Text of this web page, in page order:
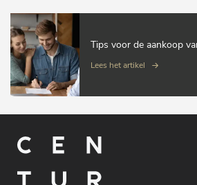
Tips voor de aankoop
Lees het artikel